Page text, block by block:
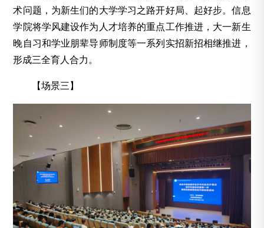
术问题，为新生们的大学学习之路开好局、起好步。信息
学院将学风建设作为人才培养的重点工作推进，大一新生
晚自习和学业朋辈导师制度等一系列实招新招相继推进，
形成三全育人合力。
【场景三】